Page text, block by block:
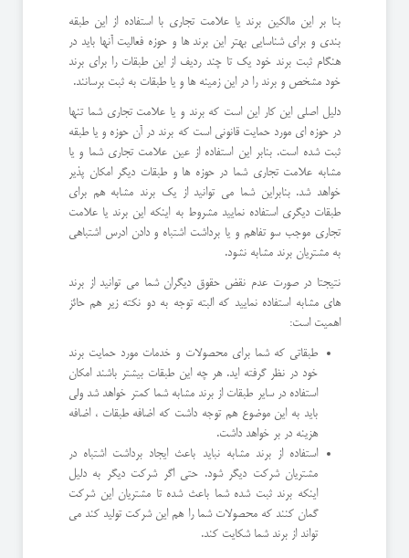
بنا بر این مالکین برند یا علامت تجاری با استفاده از این طبقه
بندی و برای شناسایی بهتر این برند ها و حوزه فعالیت آنها باید در
هنگام ثبت برند خود یک تا چند ردیف از این طبقات را برای برند
خود مشخص و برند را در این زمینه ها و یا طبقات به ثبت برسانند.
دلیل اصلی این کار این است که برند و یا علامت تجاری شما تنها
در حوزه ای مورد حمایت قانونی است که برند در آن حوزه و یا طبقه
ثبت شده است. بنابر این استفاده از عین علامت تجاری شما و یا
مشابه علامت تجاری شما در حوزه ها و طبقات دیگر امکان پذیر
خواهد شد. بنابراین شما می توانید از یک برند مشابه هم برای
طبقات دیگری استفاده نمایید مشروط به اینکه این برند یا علامت
تجاری موجب سو تفاهم و یا برداشت اشتباه و دادن ادرس اشتباهی
به مشتریان برند مشابه نشود.
نتیجتا در صورت عدم نقض حقوق دیگران شما می توانید از برند
های مشابه استفاده نمایید که البته توجه به دو نکته زیر هم حائز
اهمیت است:
طبقاتی که شما برای محصولات و خدمات مورد حمایت برند
خود در نظر گرفته اید. هر چه این طبقات بیشتر باشند امکان
استفاده در سایر طبقات از برند مشابه شما کمتر خواهد شد ولی
باید به این موضوع هم توجه داشت که اضافه طبقات ، اضافه
هزینه در بر خواهد داشت.
استفاده از برند مشابه نباید باعث ایجاد برداشت اشتباه در
مشتریان شرکت دیگر شود. حتی اگر شرکت دیگر به دلیل
اینکه برند ثبت شده شما باعث شده تا مشتریان این شرکت
گمان کنند که محصولات شما را هم این شرکت تولید کند می
تواند از برند شما شکایت کند.